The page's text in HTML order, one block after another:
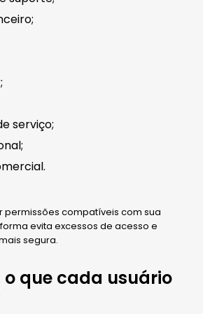
serviço;
permissões compatíveis com sua
evita excessos de acesso e
segura.
o que cada usuário